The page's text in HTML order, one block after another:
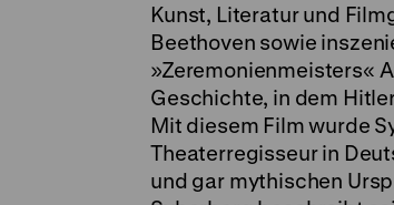
Kunst, Literatur und
Beethoven sowie
»Zeremonienmeisters«
Geschichte, in dem
Mit diesem Film wurde
Theaterregisseur in
und gar mythischen